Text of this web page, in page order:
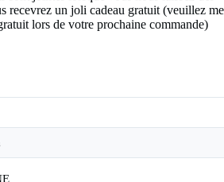
recevrez un joli cadeau gratuit (veuillez me
lors de votre prochaine commande)